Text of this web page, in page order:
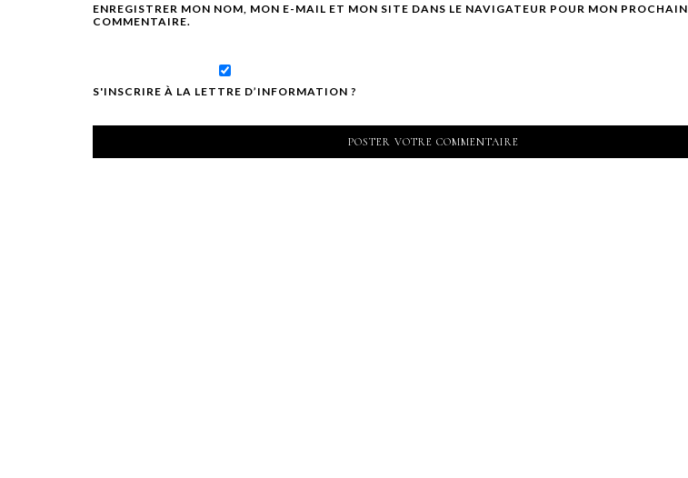
ENREGISTRER MON NOM, MON E-MAIL ET MON SITE DANS LE NAVIGATEUR POUR MON PROCHAIN
COMMENTAIRE.
S'INSCRIRE À LA LETTRE D’INFORMATION ?